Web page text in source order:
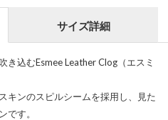
サイズ詳細
込むEsmee Leather Clog（エスミ
キンのスピルシームを採用し、見た
です。